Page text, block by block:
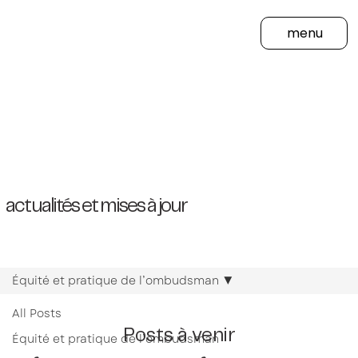
menu
actualités et mises à jour
All Posts
Équité et pratique de l’ombudsman
Équité et pratique de l’ombudsman
Posts à venir